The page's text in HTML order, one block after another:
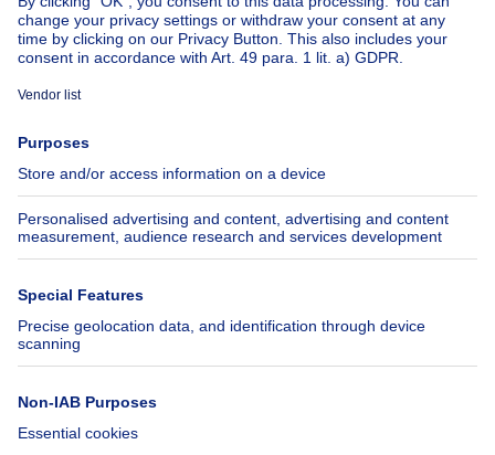
About
Immoweb
Axel Springer Group
SeLoger.com
Immowelt.de
Tools
Insurances
Help
FAQ
Accessibility
Follow Us